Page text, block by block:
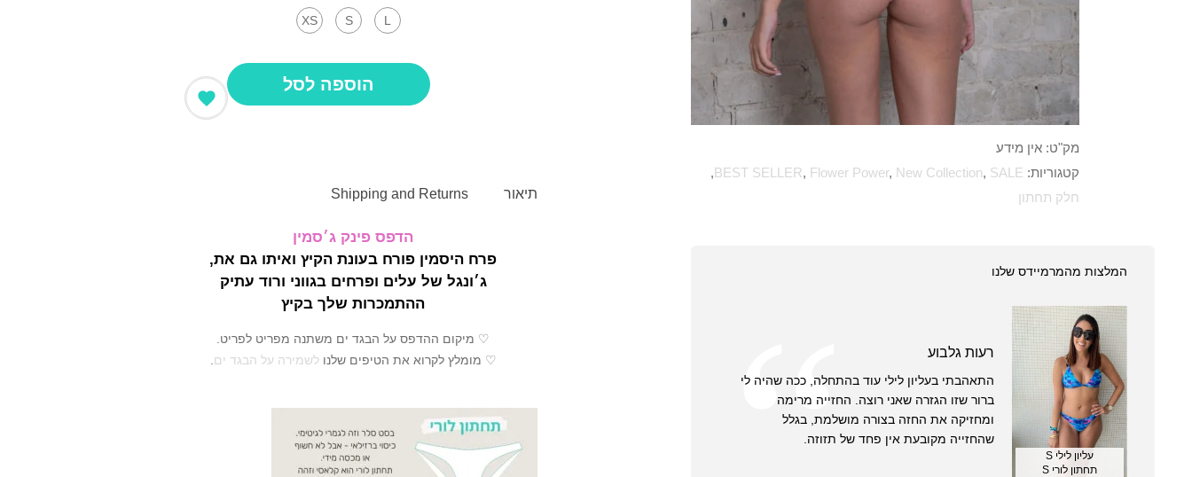
מק"ט: אין מידע
קטגוריות:
BEST SELLER, Flower Power, New Collection, SALE
,
חלק תחתון
המלצות מהמרמיידס שלנו
עליון לילי S
תחתון לורי S
רעות גלבוע
התאהבתי בעליון לילי עוד בהתחלה, ככה שהיה לי
ברור שזו הגזרה שאני רוצה. החזייה מרימה
ומחזיקה את החזה בצורה מושלמת, בגלל
שהחזייה מקובעת אין פחד של תזוזה.
L
S
XS
הוספה לסל
תיאור Shipping and Returns
הדפס פינק ג׳סמין
פרח היסמין פורח בעונת הקיץ ואיתו גם את,
ג׳ונגל של עלים ופרחים בגווני ורוד עתיק
ההתמכרות שלך בקיץ
♡ מיקום ההדפס על הבגד ים משתנה מפריט לפריט.
♡ מומלץ לקרוא את הטיפים שלנו לשמירה על הבגד ים